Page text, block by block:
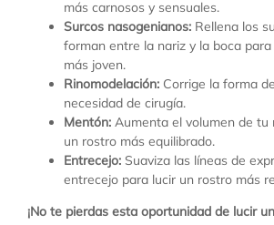
más carnosos y sensuales.
Surcos nasogenianos: Rellena los
forman entre la nariz y la boca
más joven.
Rinomodelación: Corrige la forma
necesidad de cirugía.
Mentón: Aumenta el volumen de tu
un rostro más equilibrado.
Entrecejo: Suaviza las líneas de
entrecejo para lucir un rostro más
¡No te pierdas esta oportunidad de lucir